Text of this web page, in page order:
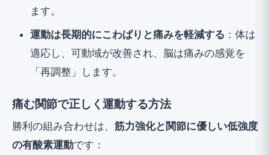
ます。
運動は長期的にこわばりと痛みを軽減する ：体は
適応し、可動域が改善され、脳は痛みの感覚を
「再調整」します。
痛む関節で正しく運動する方法
勝利の組み合わせは、 筋力強化と関節に優しい低強度
の有酸素運動です：